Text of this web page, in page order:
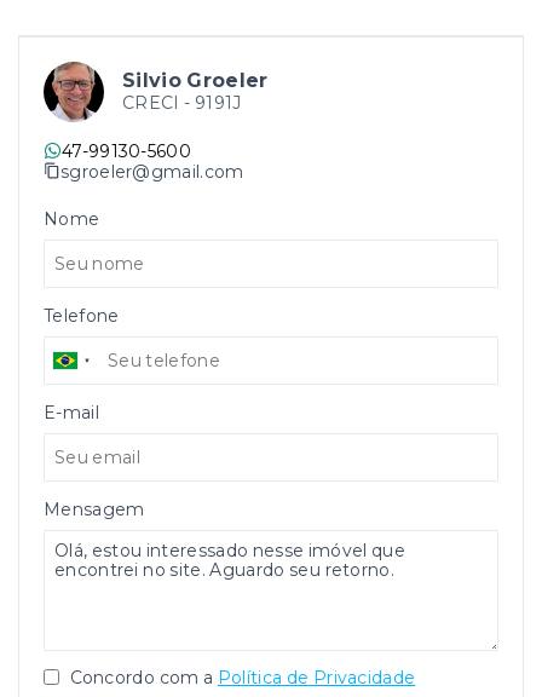
Silvio Groeler
CRECI - 9191J
47-99130-5600
sgroeler@gmail.com
Nome
Telefone
E-mail
Mensagem
Concordo com a Política de Privacidade